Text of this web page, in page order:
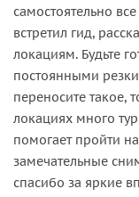
самостоятельно
встретил гид,
локациям. Будьте
постоянными
переносите такое,
локациях много
помогает пройти
замечательные
спасибо за яркие